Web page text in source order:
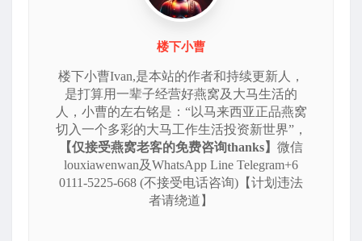
楼下小曹
楼下小曹Ivan,是本站的作者和持续更新人，
是打算用一辈子经营好燕窝及大马生活的
人，小曹的左右铭是：“以马来西亚正品燕窝
切入一个多彩的大马工作生活投资新世界”，
【仅接受燕窝老客的免费咨询thanks】 微信
louxiawenwan及WhatsApp Line Telegram+6
0111-5225-668 (不接受电话咨询)【计划违法
者请绕道】